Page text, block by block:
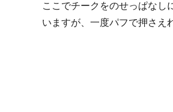
ここでチークをのせっぱなし
いますが、一度パフで押さえ